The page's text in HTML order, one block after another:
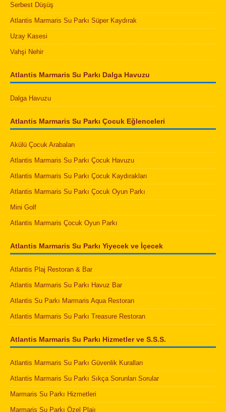
Serbest Düşüş
Atlantis Marmaris Su Parkı Süper Kaydırak
Uzay Kasesi
Vahşi Nehir
Atlantis Marmaris Su Parkı Dalga Havuzu
Dalga Havuzu
Atlantis Marmaris Su Parkı Çocuk Eğlenceleri
Akülü Çocuk Arabaları
Atlantis Marmaris Su Parkı Çocuk Havuzu
Atlantis Marmaris Su Parkı Çocuk Kaydırakları
Atlantis Marmaris Su Parkı Çocuk Oyun Parkı
Mini Golf
Atlantis Marmaris Çocuk Oyun Parkı
Atlantis Marmaris Su Parkı Yiyecek ve İçecek
Atlantis Plaj Restoran & Bar
Atlantis Marmaris Su Parkı Havuz Bar
Atlantis Su Parkı Marmaris Aqua Restoran
Atlantis Marmaris Su Parkı Treasure Restoran
Atlantis Marmaris Su Parkı Hizmetler ve S.S.S.
Atlantis Marmaris Su Parkı Güvenlik Kuralları
Atlantis Marmaris Su Parkı Sıkça Sorunlan Sorular
Marmaris Su Parkı Hizmetleri
Marmaris Su Parkı Özel Plajı